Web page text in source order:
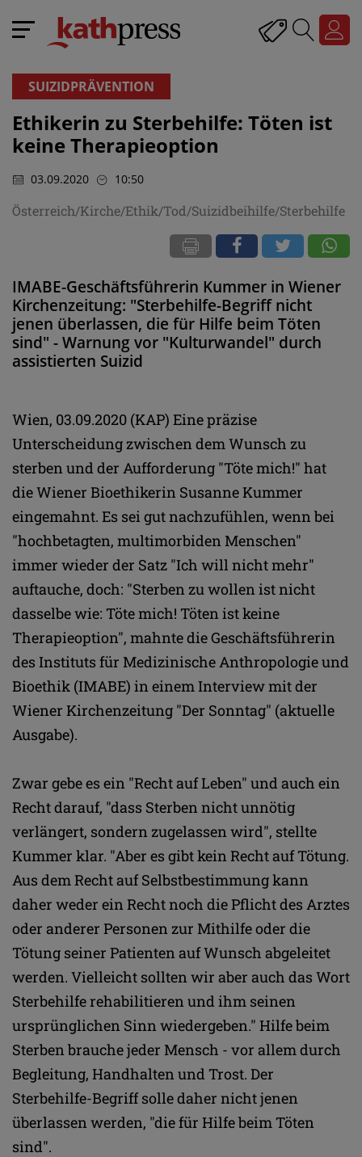
SUIZIDPRÄVENTION
Ethikerin zu Sterbehilfe: Töten ist
keine Therapieoption
03.09.2020 10:50
Österreich/Kirche/Ethik/Tod/Suizidbeihilfe/Sterbehilfe
IMABE-Geschäftsführerin Kummer in Wiener
Kirchenzeitung: "Sterbehilfe-Begriff nicht
jenen überlassen, die für Hilfe beim Töten
sind" - Warnung vor "Kulturwandel" durch
assistierten Suizid
Wien, 03.09.2020 (KAP) Eine präzise
Unterscheidung zwischen dem Wunsch zu
sterben und der Aufforderung "Töte mich!" hat
die Wiener Bioethikerin Susanne Kummer
eingemahnt. Es sei gut nachzufühlen, wenn bei
"hochbetagten, multimorbiden Menschen"
immer wieder der Satz "Ich will nicht mehr"
auftauche, doch: "Sterben zu wollen ist nicht
dasselbe wie: Töte mich! Töten ist keine
Therapieoption", mahnte die Geschäftsführerin
des Instituts für Medizinische Anthropologie und
Bioethik (IMABE) in einem Interview mit der
Wiener Kirchenzeitung "Der Sonntag" (aktuelle
Ausgabe).
Zwar gebe es ein "Recht auf Leben" und auch ein
Recht darauf, "dass Sterben nicht unnötig
verlängert, sondern zugelassen wird", stellte
Kummer klar. "Aber es gibt kein Recht auf Tötung.
Aus dem Recht auf Selbstbestimmung kann
daher weder ein Recht noch die Pflicht des Arztes
oder anderer Personen zur Mithilfe oder die
Tötung seiner Patienten auf Wunsch abgeleitet
werden. Vielleicht sollten wir aber auch das Wort
Sterbehilfe rehabilitieren und ihm seinen
ursprünglichen Sinn wiedergeben." Hilfe beim
Sterben brauche jeder Mensch - vor allem durch
Begleitung, Handhalten und Trost. Der
Sterbehilfe-Begriff solle daher nicht jenen
überlassen werden, "die für Hilfe beim Töten
sind".